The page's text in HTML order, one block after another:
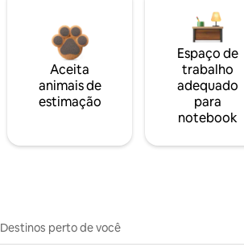
Aceita
animais de
estimação
Espaço de
trabalho
adequado
para
notebook
Destinos perto de você